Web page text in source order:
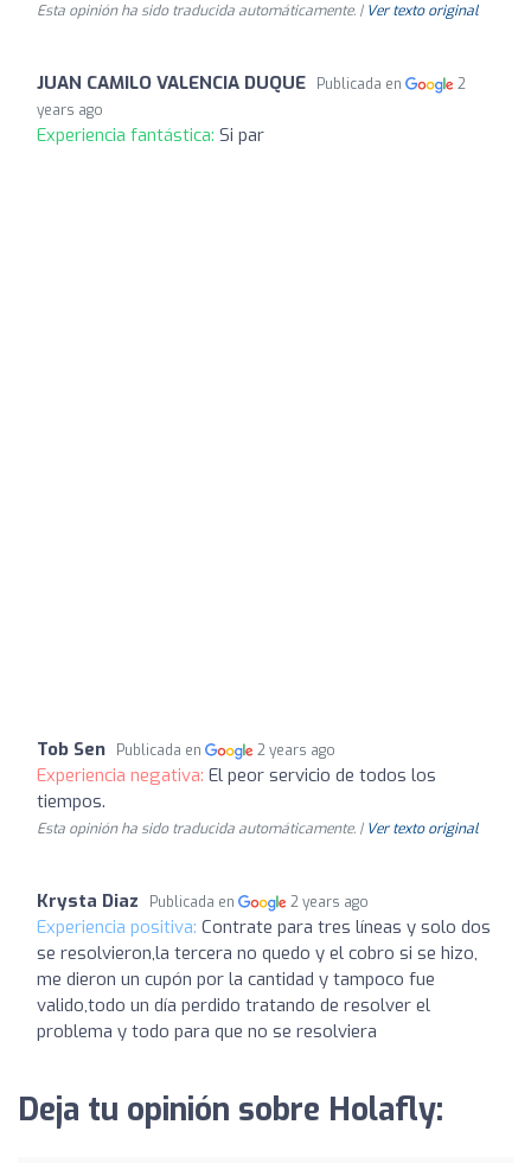
Esta opinión ha sido traducida automáticamente. | Ver texto original
JUAN CAMILO VALENCIA DUQUE Publicada en
2
years ago
Experiencia fantástica: Si par
Tob Sen Publicada en 2 years ago
Experiencia negativa: El peor servicio de todos los
tiempos.
Esta opinión ha sido traducida automáticamente. | Ver texto original
Krysta Diaz Publicada en 2 years ago
Experiencia positiva: Contrate para tres líneas y solo dos
se resolvieron,la tercera no quedo y el cobro si se hizo,
me dieron un cupón por la cantidad y tampoco fue
valido,todo un día perdido tratando de resolver el
problema y todo para que no se resolviera
Deja tu opinión sobre Holafly: